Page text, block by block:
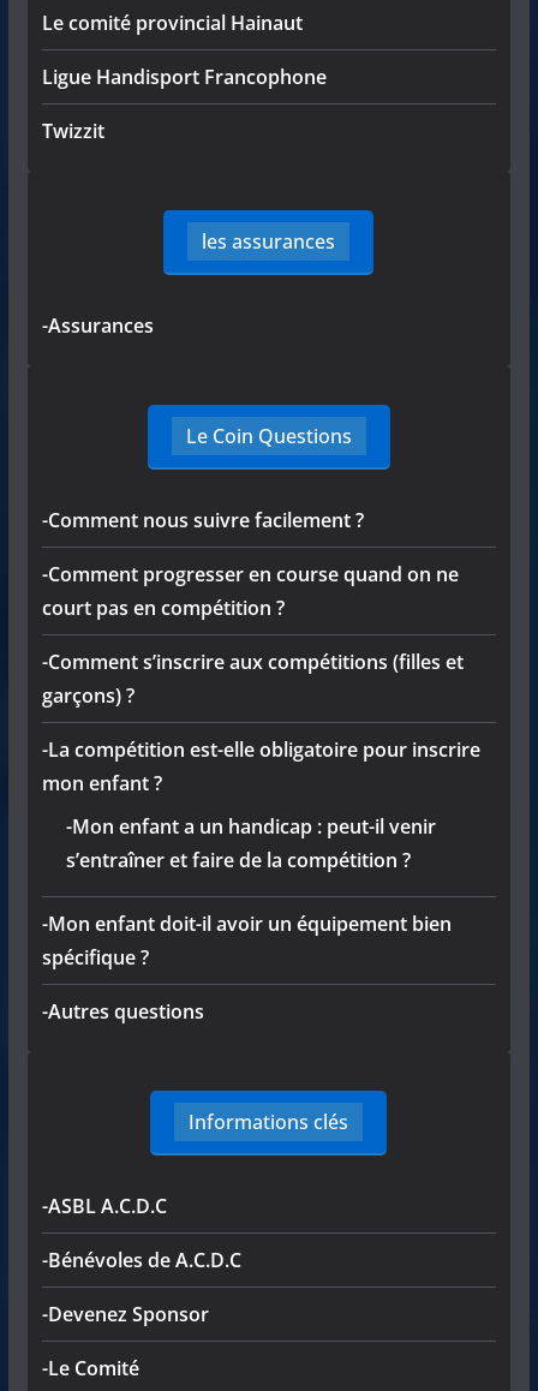
Le comité provincial Hainaut
Ligue Handisport Francophone
Twizzit
les assurances
-Assurances
Le Coin Questions
-Comment nous suivre facilement ?
-Comment progresser en course quand on ne
court pas en compétition ?
-Comment s’inscrire aux compétitions (filles et
garçons) ?
-La compétition est-elle obligatoire pour inscrire
mon enfant ?
-Mon enfant a un handicap : peut-il venir
s’entraîner et faire de la compétition ?
-Mon enfant doit-il avoir un équipement bien
spécifique ?
-Autres questions
Informations clés
-ASBL A.C.D.C
-Bénévoles de A.C.D.C
-Devenez Sponsor
-Le Comité